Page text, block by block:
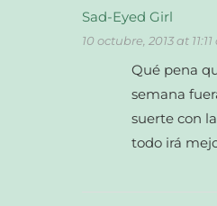
Sad-Eyed Girl
10 octubre, 2013 at
Qué pena
semana
suerte con
todo irá